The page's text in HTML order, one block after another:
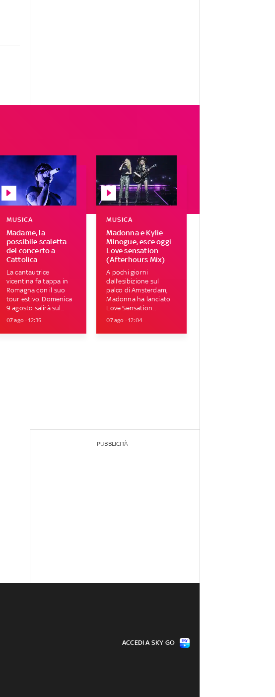
Madame, la
possibile scaletta
del concerto a
Cattolica
MUSICA
La cantautrice
vicentina fa tappa in
Romagna con il suo
tour estivo. Domenica
9 agosto salirà sul...
07 ago - 12:35
Madonna e Kylie
Minogue, esce oggi
Love sensation
(Afterhours Mix)
MUSICA
A pochi giorni
dall’esibizione sul
palco di Amsterdam,
Madonna ha lanciato
Love Sensation...
07 ago - 12:04
PUBBLICITÀ
ACCEDI A SKY GO